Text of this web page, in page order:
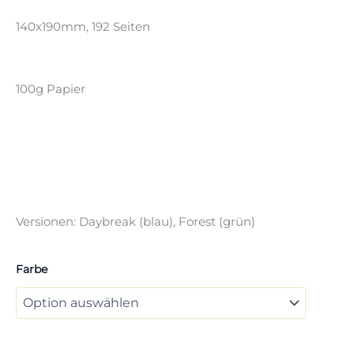
140x190mm, 192 Seiten
100g Papier
Versionen: Daybreak (blau), Forest (grün)
Farbe